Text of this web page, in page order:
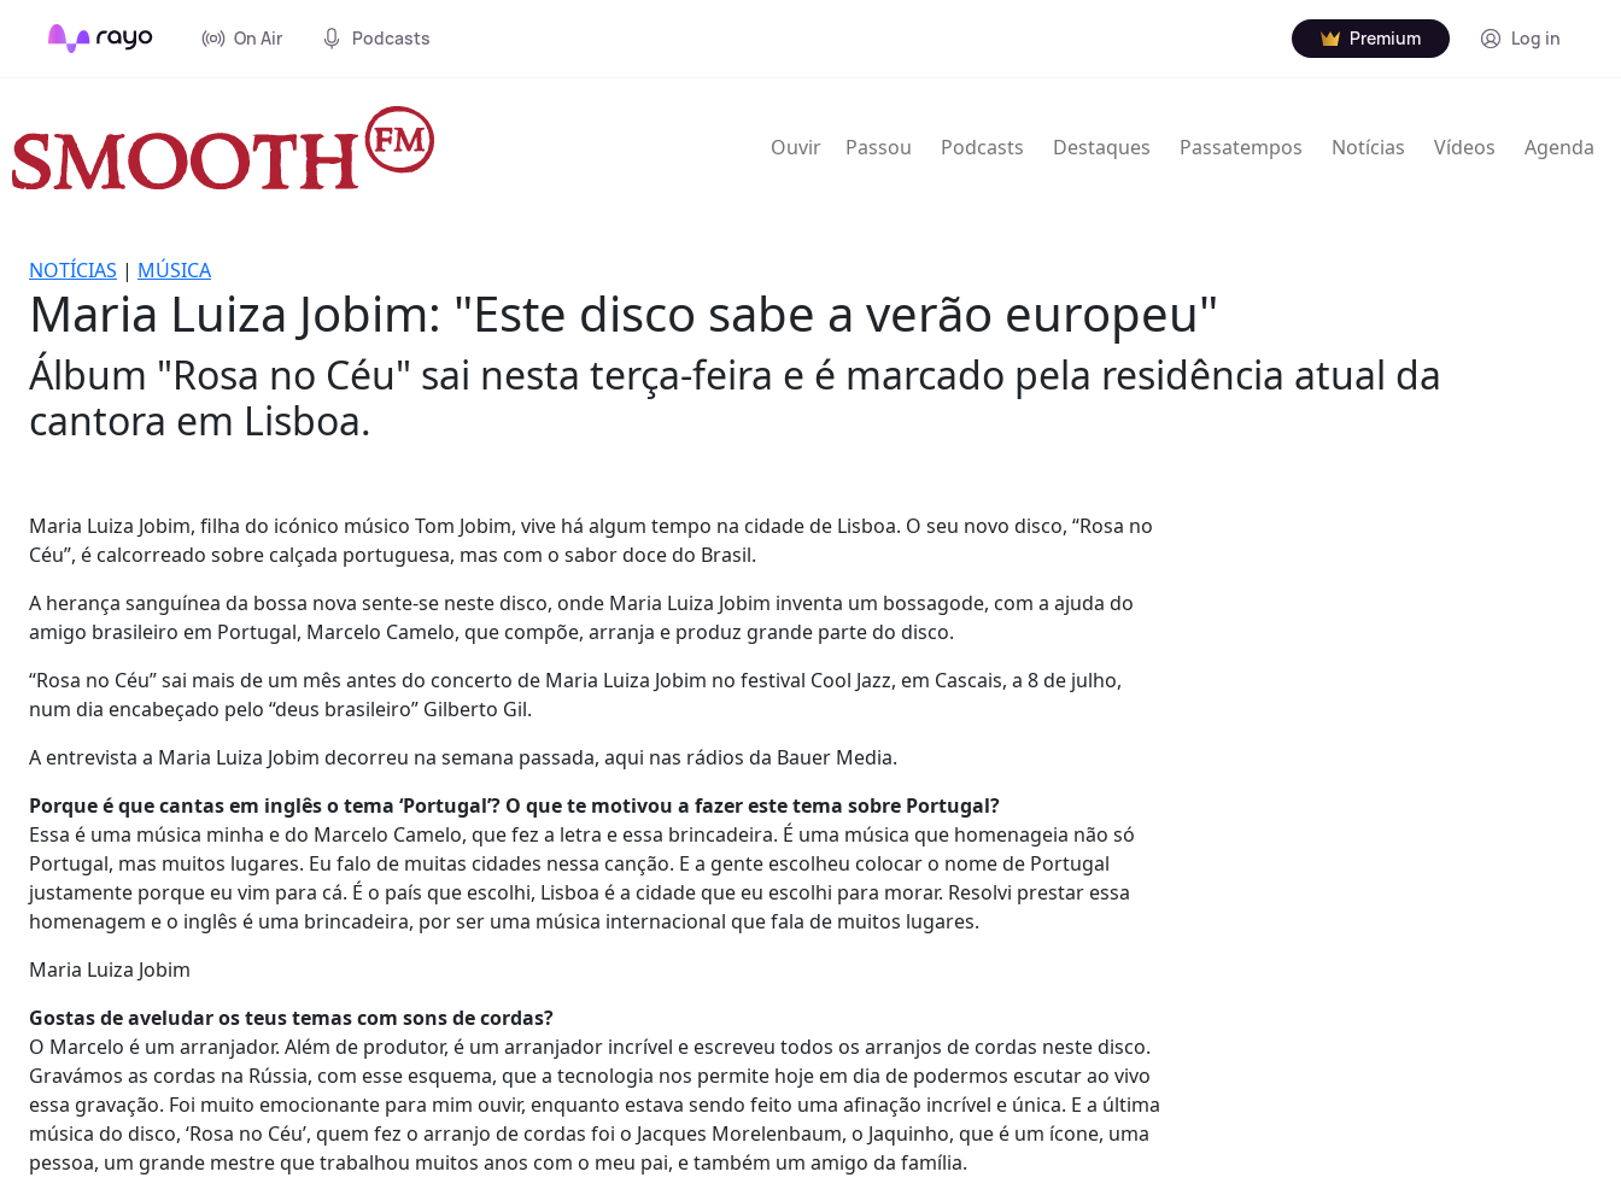
On Air Podcasts Premium Log in
Ouvir Passou Podcasts Destaques Passatempos Notícias Vídeos Agenda
NOTÍCIAS | MÚSICA
Maria Luiza Jobim: "Este disco sabe a verão europeu"
Álbum "Rosa no Céu" sai nesta terça-feira e é marcado pela residência atual da
cantora em Lisboa.
Maria Luiza Jobim, filha do icónico músico Tom Jobim, vive há algum tempo na cidade de Lisboa. O seu novo disco, “Rosa no
Céu”, é calcorreado sobre calçada portuguesa, mas com o sabor doce do Brasil.
A herança sanguínea da bossa nova sente-se neste disco, onde Maria Luiza Jobim inventa um bossagode, com a ajuda do
amigo brasileiro em Portugal, Marcelo Camelo, que compõe, arranja e produz grande parte do disco.
“Rosa no Céu” sai mais de um mês antes do concerto de Maria Luiza Jobim no festival Cool Jazz, em Cascais, a 8 de julho,
num dia encabeçado pelo “deus brasileiro” Gilberto Gil.
A entrevista a Maria Luiza Jobim decorreu na semana passada, aqui nas rádios da Bauer Media.
Porque é que cantas em inglês o tema ‘Portugal’? O que te motivou a fazer este tema sobre Portugal?
Essa é uma música minha e do Marcelo Camelo, que fez a letra e essa brincadeira. É uma música que homenageia não só
Portugal, mas muitos lugares. Eu falo de muitas cidades nessa canção. E a gente escolheu colocar o nome de Portugal
justamente porque eu vim para cá. É o país que escolhi, Lisboa é a cidade que eu escolhi para morar. Resolvi prestar essa
homenagem e o inglês é uma brincadeira, por ser uma música internacional que fala de muitos lugares.
Maria Luiza Jobim
Gostas de aveludar os teus temas com sons de cordas?
O Marcelo é um arranjador. Além de produtor, é um arranjador incrível e escreveu todos os arranjos de cordas neste disco.
Gravámos as cordas na Rússia, com esse esquema, que a tecnologia nos permite hoje em dia de podermos escutar ao vivo
essa gravação. Foi muito emocionante para mim ouvir, enquanto estava sendo feito uma afinação incrível e única. E a última
música do disco, ‘Rosa no Céu’, quem fez o arranjo de cordas foi o Jacques Morelenbaum, o Jaquinho, que é um ícone, uma
pessoa, um grande mestre que trabalhou muitos anos com o meu pai, e também um amigo da família.